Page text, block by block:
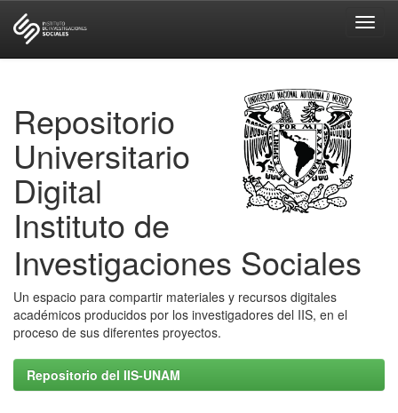
Repositorio
Universitario
Digital
Instituto de
Investigaciones Sociales
Un espacio para compartir materiales y recursos digitales
académicos producidos por los investigadores del IIS, en el
proceso de sus diferentes proyectos.
Repositorio del IIS-UNAM